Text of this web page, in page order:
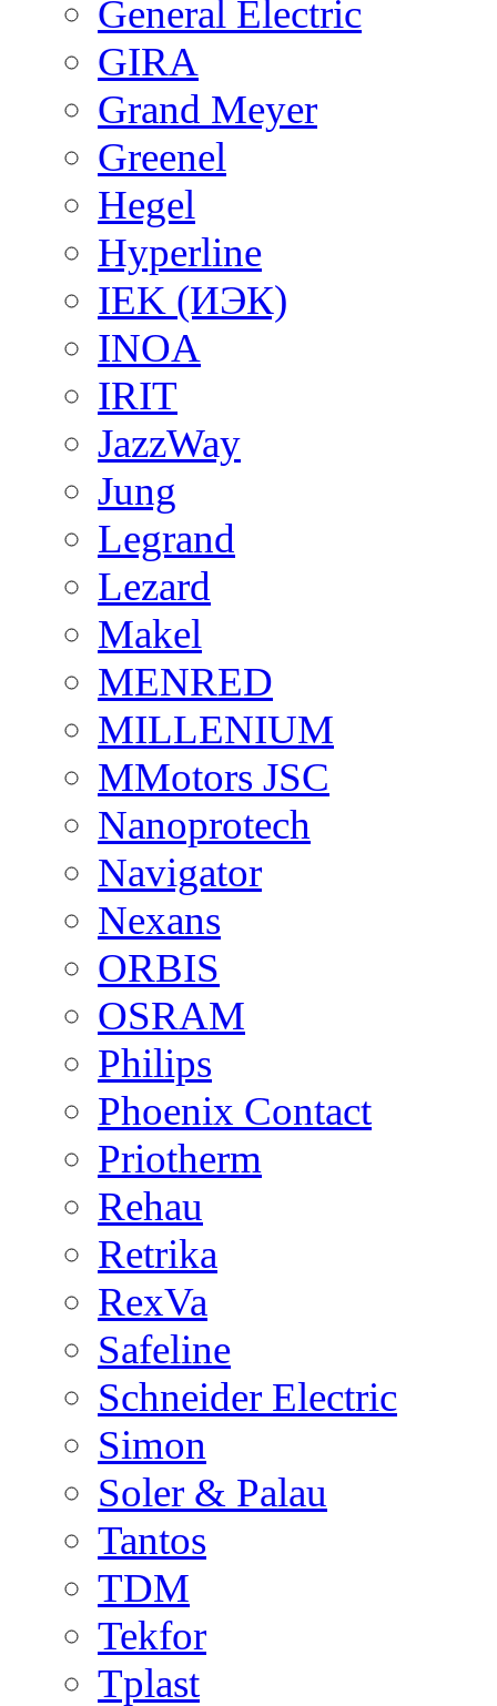
General Electric
GIRA
Grand Meyer
Greenel
Hegel
Hyperline
IEK (ИЭК)
INOA
IRIT
JazzWay
Jung
Legrand
Lezard
Makel
MENRED
MILLENIUM
MMotors JSC
Nanoprotech
Navigator
Nexans
ORBIS
OSRAM
Philips
Phoenix Contact
Priotherm
Rehau
Retrika
RexVa
Safeline
Schneider Electric
Simon
Soler & Palau
Tantos
TDM
Tekfor
Tplast